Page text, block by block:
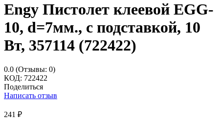
Engy Пистолет клеевой EGG-
10, d=7мм., с подставкой, 10
Вт, 357114 (722422)
0.0 (Отзывы: 0)
КОД: 722422
Поделиться
Написать отзыв
241 ₽